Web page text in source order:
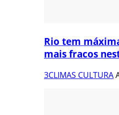
Rio tem
mais fracos
3CLIMAS CULTURA